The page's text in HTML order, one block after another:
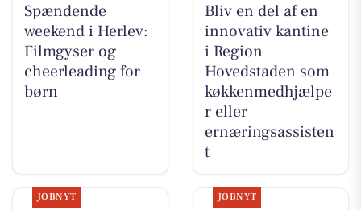
Spændende
weekend i Herlev:
Filmgyser og
cheerleading for
børn
Bliv en del af en
innovativ kantine
i Region
Hovedstaden som
køkkenmedhjælpe
r eller
ernæringsassisten
t
JOBNYT JOBNYT